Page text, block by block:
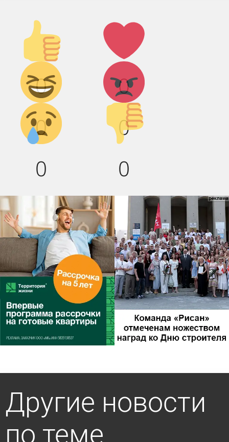
Палец
вверх!
0
Лайк!
0
Дикий
смех!
0
Агрессия!
0
Грусть :(
0
Палец
вниз!
0
Другие новости
по теме